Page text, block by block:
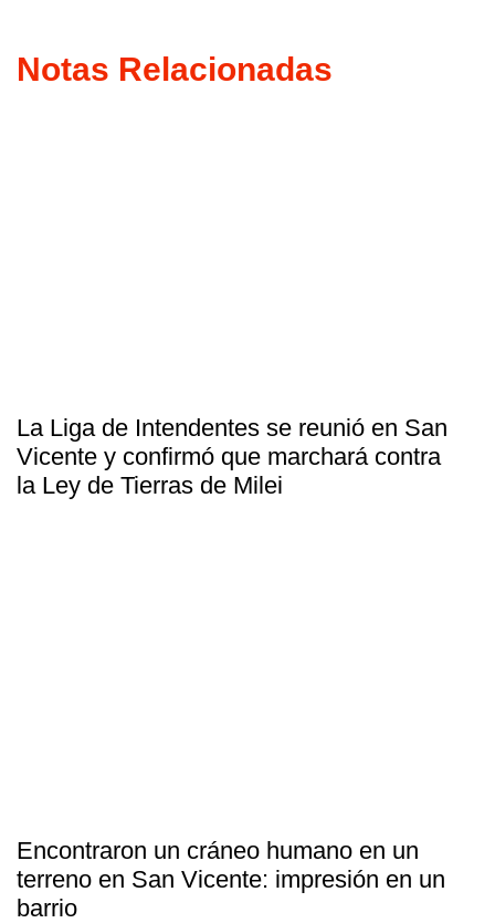
Notas Relacionadas
La Liga de Intendentes se reunió en San
Vicente y confirmó que marchará contra
la Ley de Tierras de Milei
Encontraron un cráneo humano en un
terreno en San Vicente: impresión en un
barrio